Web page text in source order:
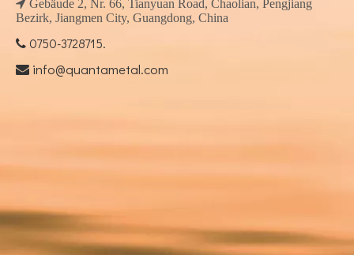
 Gebäude 2, Nr. 66, Tianyuan Road, Chaolian, Pengjiang
Bezirk, Jiangmen City, Guangdong, China
 0750-3728715.
 info@quantametal.com